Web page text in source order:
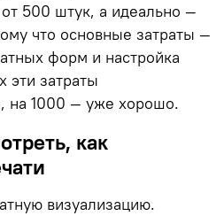
500 штук, а идеально —
что основные затраты —
форм и настройка
эти затраты
на 1000 — уже хорошо.
как
визуализацию.